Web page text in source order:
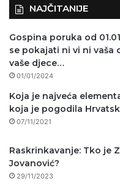
NAJČITANIJE
Gospina poruka od
se pokajati ni vi ni vaša
vaše djece…
01/01/2024
Koja je najveća
koja je pogodila
07/11/2021
Raskrinkavanje: Tko je
Jovanović?
29/11/2023